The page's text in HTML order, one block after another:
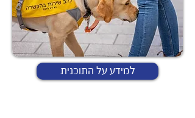
למידע על התוכנית